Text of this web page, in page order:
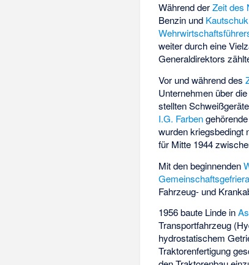
Während derZeit des
Benzin und Kautschuk
weiter durch eine
Generaldirektors
Vor und während des
Unternehmen über die
stellten
I.G. Farben
wurden kriegsbedingt
für Mitte 1944
Mit den beginnenden
Fahrzeug- und
1956 baute Linde in
Transportfahrzeug
hydrostatischem
Traktorenfertigung